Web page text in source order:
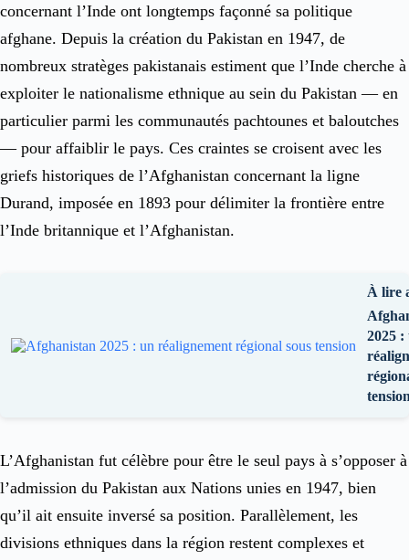
concernant l’Inde ont longtemps façonné sa politique
afghane. Depuis la création du Pakistan en 1947, de
nombreux stratèges pakistanais estiment que l’Inde cherche à
exploiter le nationalisme ethnique au sein du Pakistan — en
particulier parmi les communautés pachtounes et baloutches
— pour affaiblir le pays. Ces craintes se croisent avec les
griefs historiques de l’Afghanistan concernant la ligne
Durand, imposée en 1893 pour délimiter la frontière entre
l’Inde britannique et l’Afghanistan.
À lire
2025 :
L’Afghanistan fut célèbre pour être le seul pays à s’opposer à
l’admission du Pakistan aux Nations unies en 1947, bien
qu’il ait ensuite inversé sa position. Parallèlement, les
divisions ethniques dans la région restent complexes et